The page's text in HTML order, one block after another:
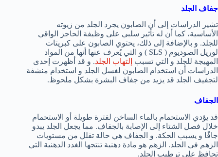
جفاف الجلد
تشير الدراسات إلى أن الصابون يجرد الجلد من زيوته
الأساسية، كما أن له تأثير سلبي على وظيفة الحاجز الواقي
للجلد. و بالإضافة إلى ذلك، يحتوي الصابون على كبريتات
لوريل الصوديوم ( SLS ) و التي يُعرف عنها أنها من المواد
المهيجة للجلد و التي تسبب إلتهاب الجلد. و قد أظهرت إحدى
الدراسات أن استخدام الصابون لغسل الجلد و استخدام منشفة
لتجفيف الجلد قد يزيد من جفاف البشرة بشكل ملحوظ.
الجفاف
قد يؤدي الاستحمام بالماء الساخن لفترة طويلة أو الاستحمام
خلال فصل الشتاء إلى الإصابة بالجفاف. مما يجعل الجلد يبدو
جافًا و يسبب الحكة. و الجفاف هي حالة تقلل من مستويات
الزهم في الجلد. الزهم هو مادة دهنية تنتجها الغدد الدهنية التي
تحافظ على ترطيب الجلد.